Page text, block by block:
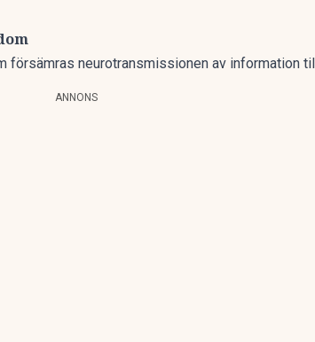
neurotransmissionen av information
ANNONS